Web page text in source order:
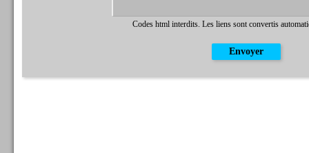
Codes html interdits. Les liens sont convertis